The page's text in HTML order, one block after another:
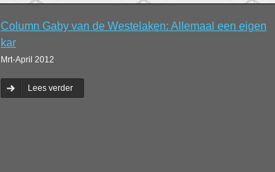
Column Gaby van de Westelaken: Allemaal een eigen
kar
Mrt-April 2012
Lees verder